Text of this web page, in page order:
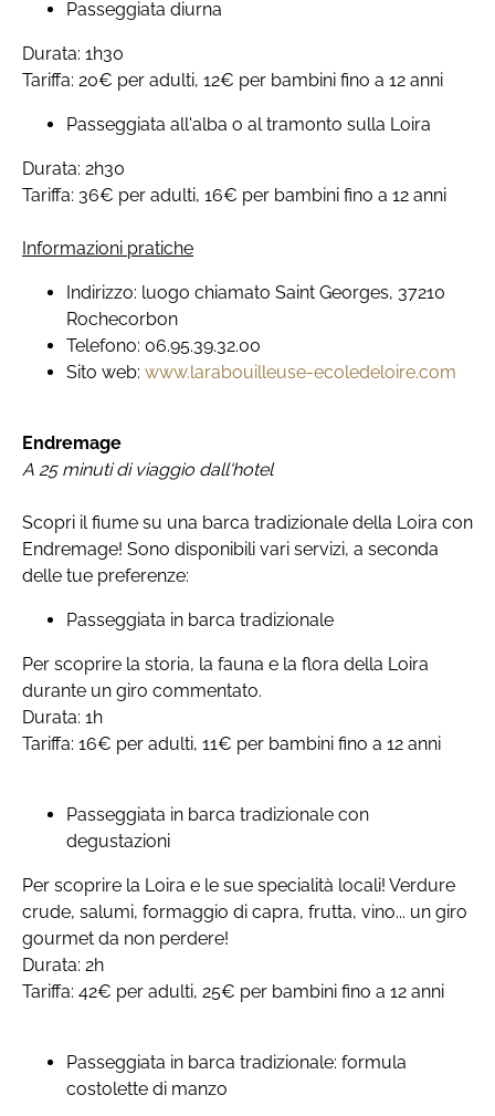
Passeggiata diurna
Durata: 1h30
Tariffa: 20€ per adulti, 12€ per bambini fino a 12 anni
Passeggiata all'alba o al tramonto sulla Loira
Durata: 2h30
Tariffa: 36€ per adulti, 16€ per bambini fino a 12 anni
Informazioni pratiche
Indirizzo: luogo chiamato Saint Georges, 37210
Rochecorbon
Telefono: 06.95.39.32.00
Sito web: www.larabouilleuse-ecoledeloire.com
Endremage
A 25 minuti di viaggio dall'hotel
Scopri il fiume su una barca tradizionale della Loira con
Endremage! Sono disponibili vari servizi, a seconda
delle tue preferenze:
Passeggiata in barca tradizionale
Per scoprire la storia, la fauna e la flora della Loira
durante un giro commentato.
Durata: 1h
Tariffa: 16€ per adulti, 11€ per bambini fino a 12 anni
Passeggiata in barca tradizionale con
degustazioni
Per scoprire la Loira e le sue specialità locali! Verdure
crude, salumi, formaggio di capra, frutta, vino... un giro
gourmet da non perdere!
Durata: 2h
Tariffa: 42€ per adulti, 25€ per bambini fino a 12 anni
Passeggiata in barca tradizionale: formula
costolette di manzo